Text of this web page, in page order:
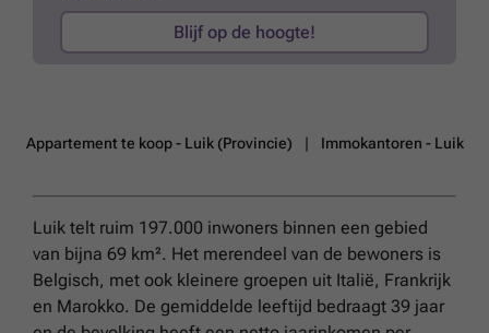
Blijf op de hoogte!
Appartement te koop - Luik (Provincie) Immokantoren - Luik
Luik telt ruim 197.000 inwoners binnen een gebied
van bijna 69 km². Het merendeel van de bewoners is
Belgisch, met ook kleinere groepen uit Italië, Frankrijk
en Marokko. De gemiddelde leeftijd bedraagt 39 jaar